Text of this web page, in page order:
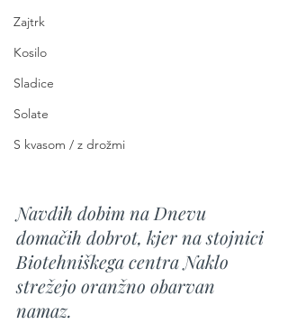
Zajtrk
Kosilo
Sladice
Solate
S kvasom / z drožmi
Navdih dobim na Dnevu
domačih dobrot, kjer na stojnici
Biotehniškega centra Naklo
strežejo oranžno obarvan
namaz.